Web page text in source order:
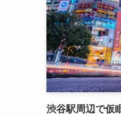
渋谷駅周辺で仮